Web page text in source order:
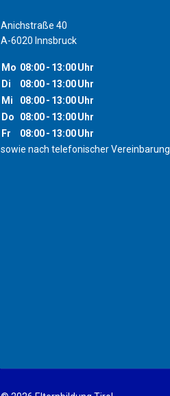
Anichstraße 40
A-6020 Innsbruck
Mo 08:00- 13:00Uhr
Di
08:00- 13:00Uhr
Mi
08:00- 13:00Uhr
Do
08:00- 13:00Uhr
Fr
08:00- 13:00Uhr
sowie nach telefonischer Vereinbarung